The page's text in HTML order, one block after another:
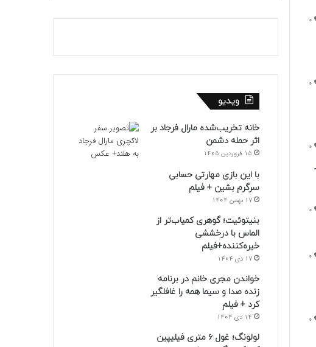
0
0
0
0
0
0
ویدیو
خانه تخریب‌شده مارال فرجاد بر
اثر حمله دشمن
15 فروردین 1405
با این بازی مهارتی حسابی
سرگرم بشین + فیلم
17 بهمن 1404
بنیتوئیت؛ گوهری کمیاب‌تر از
الماس با درخششی
خیره‌کننده+فیلم
17 دی 1404
خواندن مجری خانم در برنامه
زنده صدا و سیما همه را غافلگیر
کرد + فیلم
14 دی 1404
لولونگ؛ غول ۶ متری فیلیپین